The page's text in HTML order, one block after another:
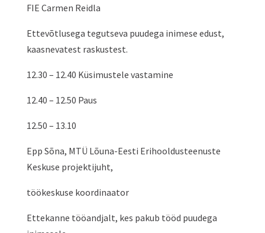
FIE Carmen Reidla
Ettevõtlusega tegutseva puudega inimese edust,
kaasnevatest raskustest.
12.30 – 12.40 Küsimustele vastamine
12.40 – 12.50 Paus
12.50 – 13.10
Epp Sõna, MTÜ Lõuna-Eesti Erihooldusteenuste
Keskuse projektijuht,
töökeskuse koordinaator
Ettekanne tööandjalt, kes pakub tööd puudega